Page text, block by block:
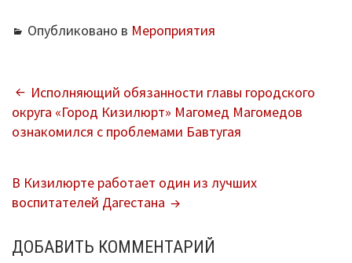
Образование
Программа развития
Психолого-педагогический класс
Опубликовано в Мероприятия
НАВИГАЦИЯ
ПО
Исполняющий обязанности главы городского
округа «Город Кизилюрт» Магомед Магомедов
ознакомился с проблемами Бавтугая
В Кизилюрте работает один из лучших
воспитателей Дагестана
ДОБАВИТЬ КОММЕНТАРИЙ